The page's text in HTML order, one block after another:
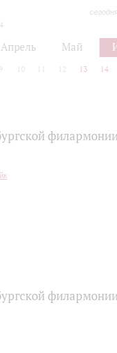
Апрель Май
9 10 12 13 14